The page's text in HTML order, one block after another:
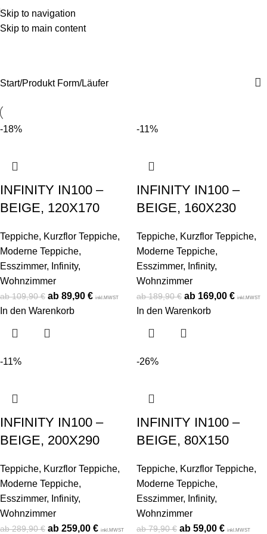
Skip to navigation
Skip to main content
Läufer
Start Produkt Form Läufer
-18%
INFINITY IN100 –
BEIGE, 120X170
Teppiche, Kurzflor Teppiche,
Moderne Teppiche,
Esszimmer, Infinity,
Wohnzimmer
109,90€ 89,90 € inkl.MWST
In den Warenkorb
-11%
INFINITY IN100 –
BEIGE, 160X230
Teppiche, Kurzflor Teppiche,
Moderne Teppiche,
Esszimmer, Infinity,
Wohnzimmer
189,90€ 169,00 € inkl.MWST
In den Warenkorb
-11%
INFINITY IN100 –
BEIGE, 200X290
Teppiche, Kurzflor Teppiche,
Moderne Teppiche,
Esszimmer, Infinity,
Wohnzimmer
289,90€ 259,00 € inkl.MWST
-26%
INFINITY IN100 –
BEIGE, 80X150
Teppiche, Kurzflor Teppiche,
Moderne Teppiche,
Esszimmer, Infinity,
Wohnzimmer
79,90€ 59,00 € inkl.MWST